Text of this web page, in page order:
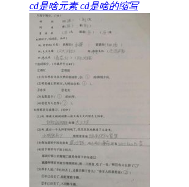
​cd是啥元素 cd是啥的缩写